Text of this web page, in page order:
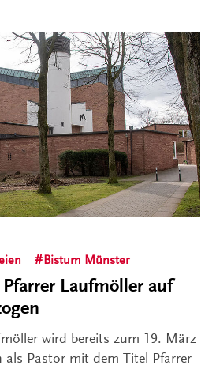
Bistum Münster
Laufmöller auf
wird bereits zum 19. März
als Pastor mit dem Titel Pfarrer